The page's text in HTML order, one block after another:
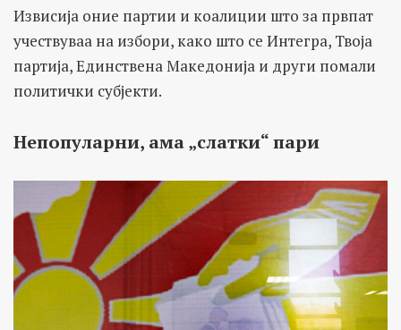
Извисија оние партии и коалиции што за првпат
учествуваа на избори, како што се Интегра, Твоја
партија, Единствена Македонија и други помали
политички субјекти.
Непопуларни, ама „слатки“ пари